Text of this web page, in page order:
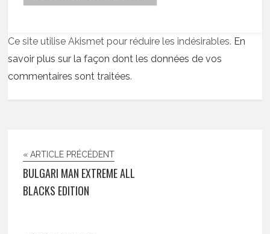
Ce site utilise Akismet pour réduire les indésirables. En
savoir plus sur la façon dont les données de vos
commentaires sont traitées.
« ARTICLE PRÉCÉDENT
BULGARI MAN EXTREME ALL
BLACKS EDITION